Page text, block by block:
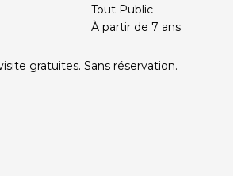
Tout Public
À partir de 7 ans
gratuites. Sans réservation.